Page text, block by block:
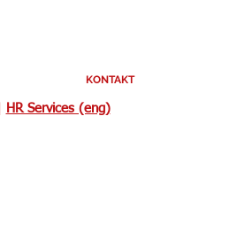
KONTAKT
HR Services (eng)